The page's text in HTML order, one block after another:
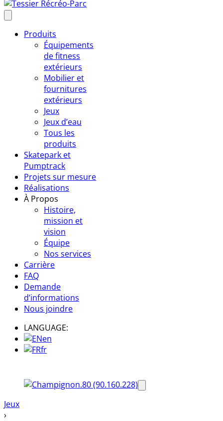
Produits
Équipements
de fitness
extérieurs
Mobilier et
fournitures
extérieurs
Jeux
Jeux d’eau
Tous les
produits
Skatepark et
Pumptrack
Projets sur mesure
Réalisations
À Propos
Histoire,
mission et
vision
Équipe
Nos services
Carrière
FAQ
Demande
d’informations
Nous joindre
LANGUAGE:
en
fr
Jeux
›